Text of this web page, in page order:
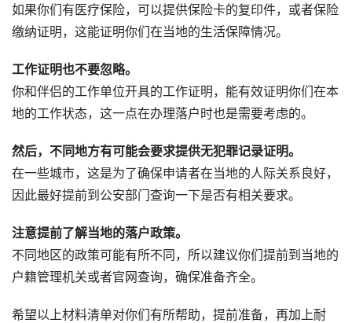
如果你们有医疗保险，可以提供保险卡的复印件，或者保险
缴纳证明，这能证明你们在当地的生活保障情况。
工作证明也不要忽略。
你和伴侣的工作单位开具的工作证明，能有效证明你们在本
地的工作状态，这一点在办理落户时也是需要考虑的。
然后，不同地方有可能会要求提供无犯罪记录证明。
在一些城市，这是为了确保申请者在当地的人际关系良好，
因此最好提前到公安部门查询一下是否有相关要求。
注意提前了解当地的落户政策。
不同地区的政策可能有所不同，所以建议你们提前到当地的
户籍管理机关或者官网查询，确保准备齐全。
希望以上材料清单对你们有所帮助，提前准备，再加上耐